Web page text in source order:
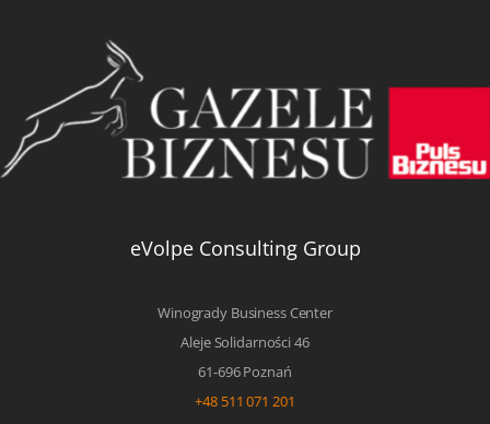
eVolpe Consulting Group
Winogrady Business Center
Aleje Solidarności 46
61-696 Poznań
+48 511 071 201